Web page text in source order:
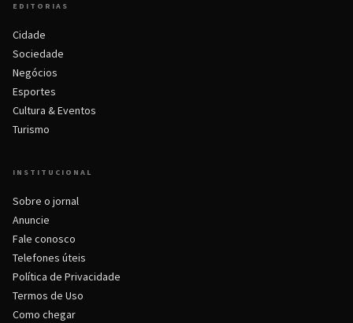
EDITORIAS
Cidade
Sociedade
Negócios
Esportes
Cultura & Eventos
Turismo
INSTITUCIONAL
Sobre o jornal
Anuncie
Fale conosco
Telefones úteis
Política de Privacidade
Termos de Uso
Como chegar